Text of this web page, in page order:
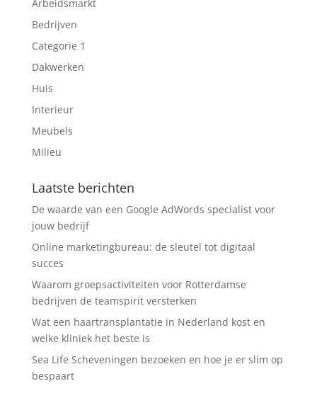
Arbeidsmarkt
Bedrijven
Categorie 1
Dakwerken
Huis
Interieur
Meubels
Milieu
Laatste berichten
De waarde van een Google AdWords specialist voor
jouw bedrijf
Online marketingbureau: de sleutel tot digitaal
succes
Waarom groepsactiviteiten voor Rotterdamse
bedrijven de teamspirit versterken
Wat een haartransplantatie in Nederland kost en
welke kliniek het beste is
Sea Life Scheveningen bezoeken en hoe je er slim op
bespaart